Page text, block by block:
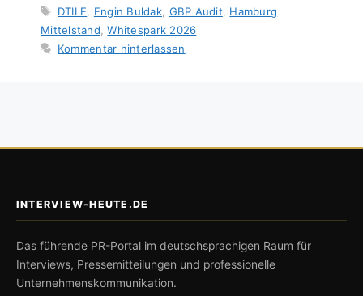
Schlagwörter
DTILE Engin Buldak, GBP Audit
Hamburg
Mittelstand ,Whitespark 2026
Kommentar hinterlassen
INTERVIEW-HEUTE.DE
Das führende PR-Portal im deutschsprachigen Raum für
Interviews, Pressemitteilungen und professionelle
Unternehmenskommunikation.